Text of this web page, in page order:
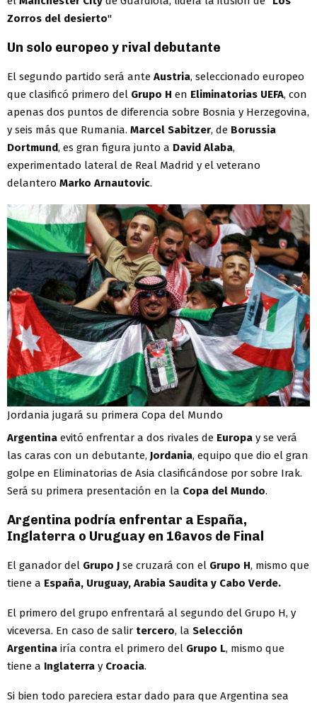
Zorros del desierto"
Un solo europeo y rival debutante
El segundo partido será ante Austria, seleccionado europeo
que clasificó primero del Grupo H en Eliminatorias UEFA, con
apenas dos puntos de diferencia sobre Bosnia y Herzegovina,
y seis más que Rumania. Marcel Sabitzer, de Borussia
Dortmund, es gran figura junto a David Alaba,
experimentado lateral de Real Madrid y el veterano
delantero Marko Arnautovic.
Jordania jugará su primera Copa del Mundo
Argentina evitó enfrentar a dos rivales de Europa y se verá
las caras con un debutante, Jordania, equipo que dio el gran
golpe en Eliminatorias de Asia clasificándose por sobre Irak.
Será su primera presentación en la Copa del Mundo.
Argentina podría enfrentar a España,
Inglaterra o Uruguay en 16avos de Final
El ganador del Grupo J se cruzará con el Grupo H, mismo que
tiene a España, Uruguay, Arabia Saudita y Cabo Verde.
El primero del grupo enfrentará al segundo del Grupo H, y
viceversa. En caso de salir tercero, la Selección
Argentina iría contra el primero del Grupo L, mismo que
tiene a Inglaterra y Croacia.
Si bien todo pareciera estar dado para que Argentina sea